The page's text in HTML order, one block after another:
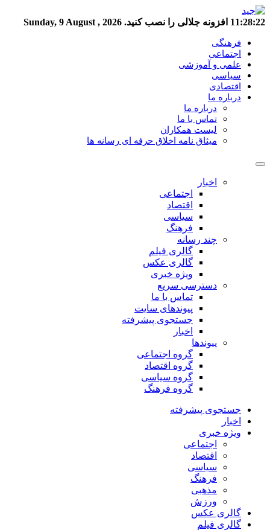
11:28:23 افزونه جلالی را نصب کنید. Sunday, 9 August , 2026
فرهنگی
اجتماعی
علمی و آموزشی
سیاسی
اقتصادی
درباره ما
درباره ما
تماس با ما
لیست همکاران
میثاق نامه اخلاق حرفه ای رسانه ها
اخبار
اجتماعی
اقتصاد
سیاسی
فرهنگ
چند رسانه
گالری فیلم
گالری عکس
ویژه خبری
دسترسی سریع
تماس با ما
پیوندهای سایت
جستجوی پیشرفته
اخبار
پیوندها
گروه اجتماعی
گروه اقتصاد
گروه سیاسی
گروه فرهنگ
جستجوی پیشرفته
اخبار
ویژه خبری
اجتماعی
اقتصاد
سیاسی
فرهنگ
مذهبی
ورزش
گالری عکس
گالری فیلم